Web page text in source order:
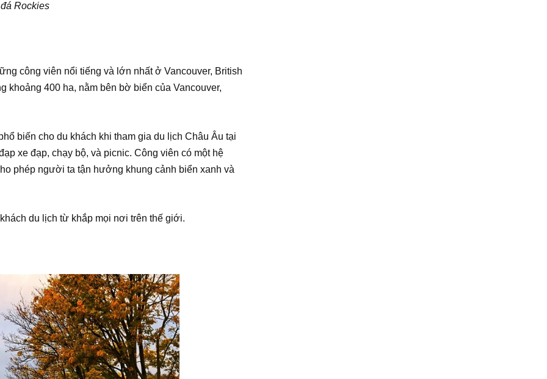
Rockies
công viên nổi tiếng và lớn nhất ở Vancouver, British
khoảng 400 ha, nằm bên bờ biển của Vancouver,
biến cho du khách khi tham gia du lịch Châu Âu tại
xe đạp, chạy bộ, và picnic. Công viên có một hệ
phép người ta tận hưởng khung cảnh biển xanh và
du lịch từ khắp mọi nơi trên thế giới.